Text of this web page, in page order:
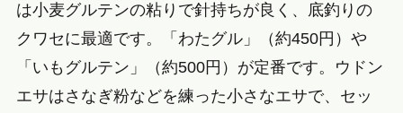
は小麦グルテンの粘りで針持ちが良く、底釣りの
クワセに最適です。「わたグル」（約450円）や
「いもグルテン」（約500円）が定番です。ウドン
エサはさなぎ粉などを練った小さなエサで、セッ